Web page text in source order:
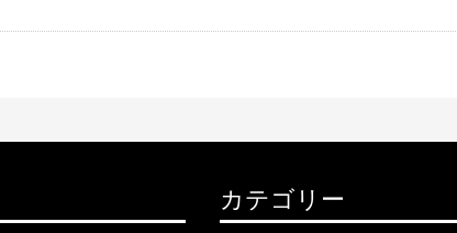
カテゴリー